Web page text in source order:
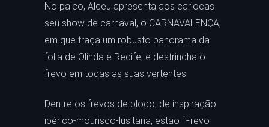
No palco, Alceu apresenta aos cariocas
seu show de carnaval, o CARNAVALENÇA,
em que traça um robusto panorama da
folia de Olinda e Recife, e destrincha o
frevo em todas as suas vertentes.
Dentre os frevos de bloco, de inspiração
ibérico-mourisco-lusitana, estão “Frevo